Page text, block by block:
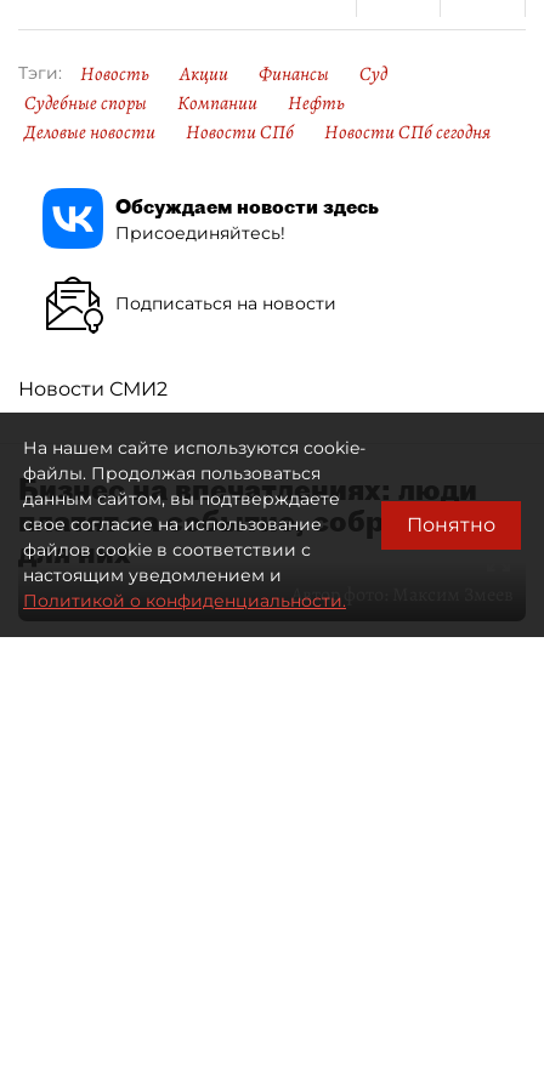
Тэги: Новость Акции Финансы
Суд
Судебные споры
Компании
Нефть
Деловые новости
Новости СПб Новости СПб сегодня
Обсуждаем новости здесь
Присоединяйтесь!
Подписаться на новости
Новости СМИ2
Бизнес на впечатлениях: люди
платят за событие, собранное
для них
Автор фото:
На нашем сайте используются cookie-
файлы. Продолжая пользоваться
данным сайтом, вы подтверждаете
свое согласие на использование
файлов cookie в соответствии с
настоящим уведомлением и
Политикой о конфиденциальности.
Понятно